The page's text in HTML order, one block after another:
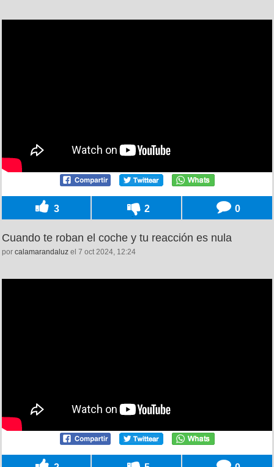
3 2 0
Cuando te roban el coche y tu reacción es nula
por calamarandaluz el 7 oct 2024, 12:24